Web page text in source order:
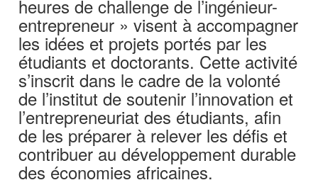
heures de challenge de l’ingénieur-
entrepreneur » visent à accompagner
les idées et projets portés par les
étudiants et doctorants. Cette activité
s’inscrit dans le cadre de la volonté
de l’institut de soutenir l’innovation et
l’entrepreneuriat des étudiants, afin
de les préparer à relever les défis et
contribuer au développement durable
des économies africaines.